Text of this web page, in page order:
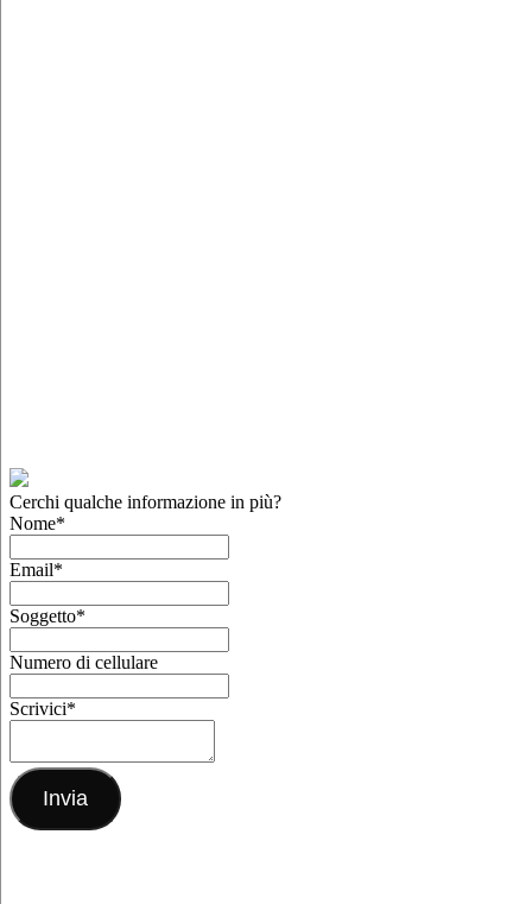
Cerchi qualche informazione in più?
Nome*
Email*
Soggetto*
Numero di cellulare
Scrivici*
Invia